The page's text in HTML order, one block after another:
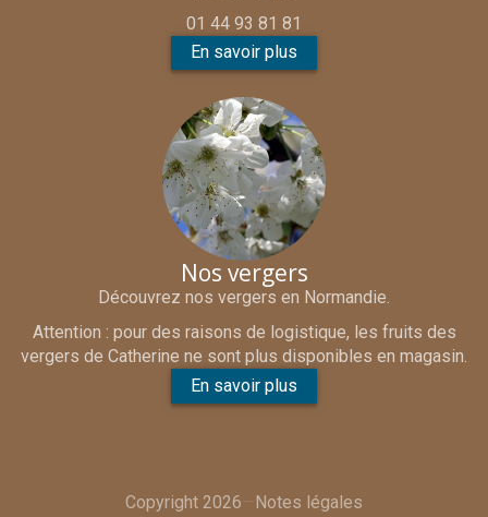
01 44 93 81 81
En savoir plus
Nos vergers
Découvrez nos vergers en Normandie.
Attention : pour des raisons de logistique, les fruits des
vergers de Catherine ne sont plus disponibles en magasin.
En savoir plus
Copyright 2026
Notes légales